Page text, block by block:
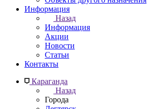
Информация
Назад
Информация
Акции
Новости
Статьи
Контакты
Караганда
Назад
Города